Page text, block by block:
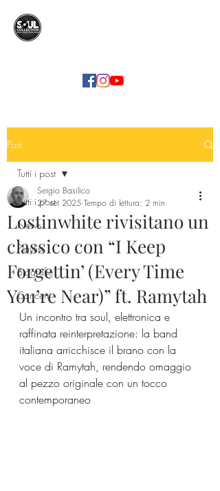
Post
Tutti i post
News
Playlist
Biografie
Concerti
Tutti i post
Lostinwhite rivisitano un
classico con “I Keep
Forgettin’ (Every Time
You’re Near)” ft. Ramytah
Sergio Basilico
27 set 2025 Tempo di lettura: 2 min
Un incontro tra soul, elettronica e
raffinata reinterpretazione: la band
italiana arricchisce il brano con la
voce di Ramytah, rendendo omaggio
al pezzo originale con un tocco
contemporaneo